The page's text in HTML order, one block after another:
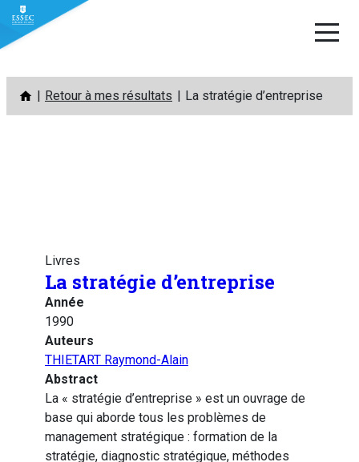
Aller
contenu
Retour à mes résultats La stratégie d’entreprise
Livres
La stratégie d’entreprise
Année
1990
Auteurs
THIETART Raymond-Alain
Abstract
La « stratégie d’entreprise » est un ouvrage de
base qui aborde tous les problèmes de
management stratégique : formation de la
stratégie, diagnostic stratégique, méthodes